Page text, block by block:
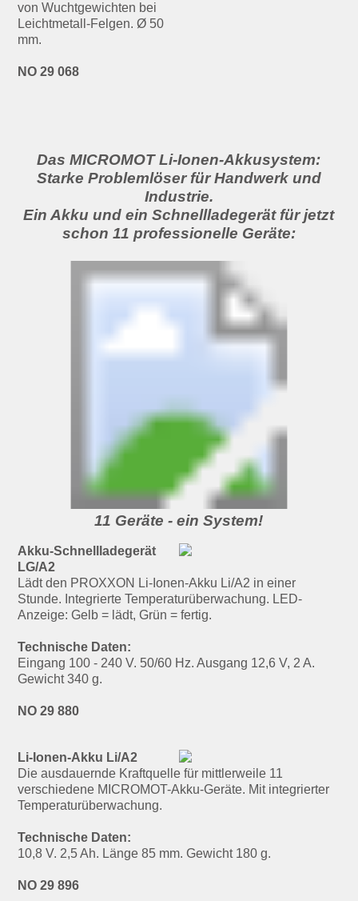
von Wuchtgewichten bei
Leichtmetall-Felgen. Ø 50
mm.
NO 29 068
Das MICROMOT Li-Ionen-Akkusystem:
Starke Problemlöser für Handwerk und
Industrie.
Ein Akku und ein Schnellladegerät für jetzt
schon 11 professionelle Geräte:
11 Geräte - ein System!
Akku-Schnellladegerät
LG/A2
Lädt den PROXXON Li-Ionen-Akku Li/A2 in einer
Stunde. Integrierte Temperaturüberwachung. LED-
Anzeige: Gelb = lädt, Grün = fertig.
Technische Daten:
Eingang 100 - 240 V. 50/60 Hz. Ausgang 12,6 V, 2 A.
Gewicht 340 g.
NO 29 880
Li-Ionen-Akku Li/A2
Die ausdauernde Kraftquelle für mittlerweile 11
verschiedene MICROMOT-Akku-Geräte. Mit integrierter
Temperaturüberwachung.
Technische Daten:
10,8 V. 2,5 Ah. Länge 85 mm. Gewicht 180 g.
NO 29 896